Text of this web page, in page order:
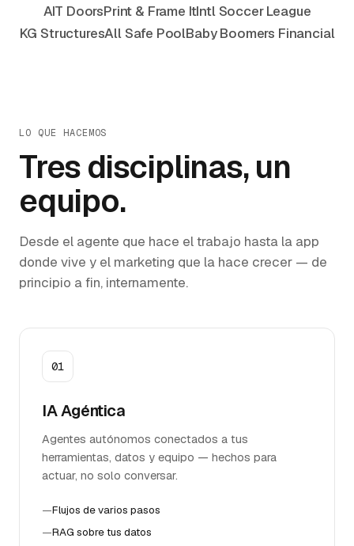
AIT DoorsPrint & Frame ItIntl Soccer League
KG StructuresAll Safe PoolBaby Boomers Financial
LO QUE HACEMOS
Tres disciplinas, un
equipo.
Desde el agente que hace el trabajo hasta la app
donde vive y el marketing que la hace crecer — de
principio a fin, internamente.
01
IA Agéntica
Agentes autónomos conectados a tus
herramientas, datos y equipo — hechos para
actuar, no solo conversar.
—Flujos de varios pasos
—RAG sobre tus datos